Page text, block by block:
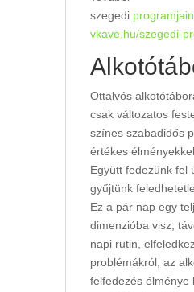
szegedi
vkave.hu/szegedi-
Ottalvós
csak változatos
színes szabadidős
értékes
Együtt fedezünk fel
gyűjtünk
Ez a pár nap egy
dimenzióba visz,
napi rutin,
problémákról, az
felfedezés élménye